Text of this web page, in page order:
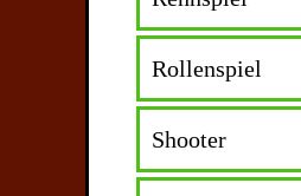
Rollenspiel
Shooter